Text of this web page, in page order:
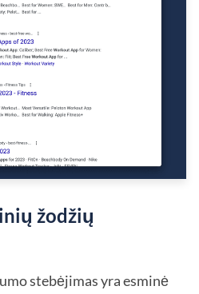
žodžių
stebėjimas yra esminė